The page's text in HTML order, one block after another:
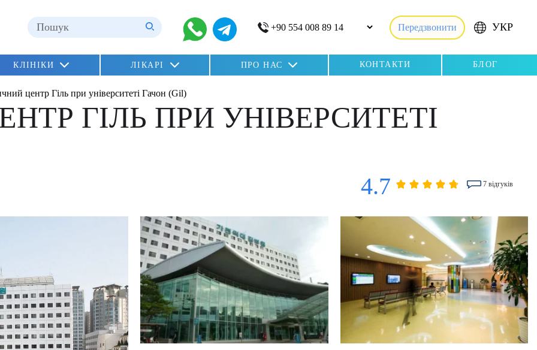
Передзвонити УКР
КЛІНІКИ ЛІКАРІ ПРО НАС КОНТАКТИ БЛОГ
центр Гіль при університеті Гачон (Gil)
ГІЛЬ ПРИ УНІВЕРСИТЕТІ
4.7 7 відгуків